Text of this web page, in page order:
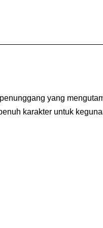
yang
karakter untuk